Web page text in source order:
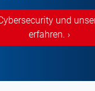
und
erfahren. ›